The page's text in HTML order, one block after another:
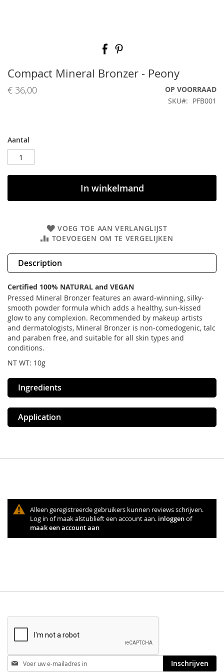
begin
van
de
afbeeldingen-
Compact Mineral Bronzer - Peony
€ 36,00
OP VOORRAAD
SKU
PFB001
Aantal
In winkelmand
VOEG TOE AAN VERLANGLIJST
TOEVOEGEN OM TE VERGELIJKEN
Description
Certified 100% NATURAL and VEGAN
Pressed Mineral Bronzer features an award-winning, silky-
smooth powder formula which adds a healthy, sun-kissed
glow to any complexion. Recommended by makeup artists
and dermatologists, Mineral Bronzer is non-comedogenic, talc
and paraben free, and suitable for all skin types and
conditions.
NT WT: 10g
Ingredients
Application
Alleen geregistreerde gebruikers kunnen reviews schrijven.
Log in of maak alstublieft een account aan. inloggenof
maak een account aan
Blijf
op
Inschrijven